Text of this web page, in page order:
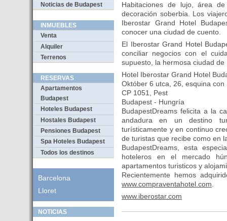
Noticias de Budapest
INMUEBLES
Venta
Alquiler
Terrenos
RESERVAS
Apartamentos
Budapest
Hoteles Budapest
Hostales Budapest
Pensiones Budapest
Spa Hoteles Budapest
Todos los destinos
Barcelona
Lloret
NOTICIAS
Habitaciones de lujo, área
decoración soberbia. Los
Iberostar Grand Hotel
conocer una ciudad de cuento.
El Iberostar Grand Hotel
conciliar negocios con el
supuesto, la hermosa ciudad de
Hotel Iberostar Grand Hotel
Október 6 utca, 26, esquina con
CP 1051, Pest
Budapest - Hungría
BudapestDreams felicita a la
andadura en un destino
turísticamente y en continuo
de turistas que recibe como en
BudapestDreams, esta
hoteleros en el mercado
apartamentos turisticos y
Recientemente hemos
www.compraventahotel.com
www.iberostar.com